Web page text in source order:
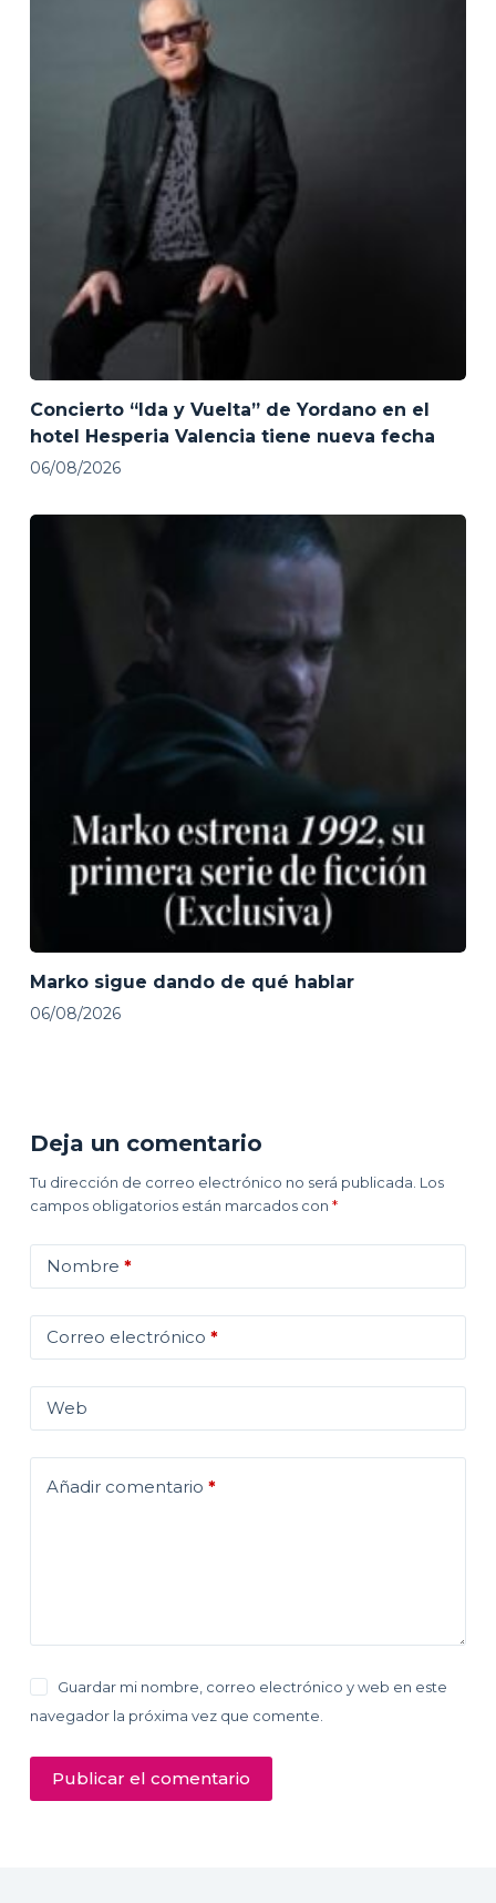
Concierto “Ida y Vuelta” de Yordano en el
hotel Hesperia Valencia tiene nueva fecha
06/08/2026
Marko sigue dando de qué hablar
06/08/2026
Deja un comentario
Tu dirección de correo electrónico no será publicada. Los
campos obligatorios están marcados con *
Nombre *
Correo electrónico *
Web
Añadir comentario *
Guardar mi nombre, correo electrónico y web en este
navegador la próxima vez que comente.
Publicar el comentario